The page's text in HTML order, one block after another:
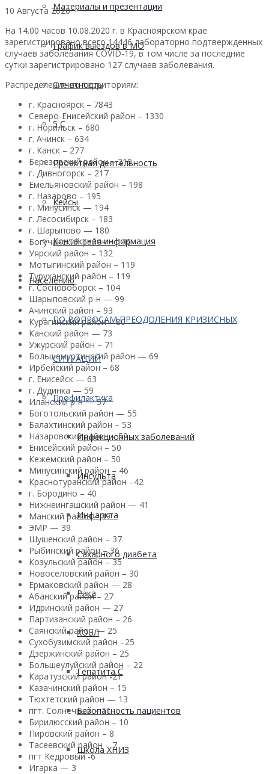
Материалы и презентации
График выездов в МО
Отчетность
5 С
Проектная деятельность
Кейсы
Контактная информация
Населению
ПО ВОПРОСАМ ПРЕОДОЛЕНИЯ КРИЗИСНЫХ
СИТУАЦИЙ
Профилактика
Инфекционных заболеваний
Инсульта
Инфаркта
Сахарного диабета
Рака
ХОБЛ
Гепатита С
Безопасность пациентов
Школа ХНИЗ
10 Августа 2020
На 14.00 часов 10.08.2020 г. в Красноярском крае
зарегистрировано всего 14446 лабораторно подтвержденных
случаев заболевания COVID-19, в том числе за последние
сутки зарегистрировано 127 случаев заболевания.
Распределение по территориям:
г. Красноярск – 7843
Северо-Енисейский район – 1330
г. Норильск – 680
г. Ачинск – 634
г. Канск – 277
Березовский район – 219
г. Дивногорск – 217
Емельяновский район – 198
г. Назарово – 195
г. Минусинск — 194
г. Лесосибирск – 183
г. Шарыпово — 180
Богучанский район – 146
Уярский район – 132
Мотыгинский район – 119
Туруханский район – 119
г. Сосновоборск – 104
Шарыповский р-н — 99
Ачинский район – 93
Курагинский район – 80
Канский район — 73
Ужурский район – 71
Большемуртинский район — 69
Ирбейский район – 68
г. Енисейск — 63
г. Дудинка — 59
Иланский р-н — 57
Боготольский район — 55
Балахтинский район – 53
Назаровский район – 52
Енисейский район – 50
Кежемский район – 50
Минусинский район – 46
Краснотуранский район –42
г. Бородино – 40
Нижнеингашский район — 41
Манский район – 39
ЭМР — 39
Шушенский район – 37
Рыбинский район – 36
Козульский район – 35
Новоселовский район – 30
Ермаковский район — 28
Абанский район – 27
Идринский район — 27
Партизанский район – 26
Саянский район — 25
Сухобузимский район –25
Дзержинский район – 25
Большеулуйский район – 22
Каратузский район -21
Казачинский район – 15
Тюхтетский район — 13
пгт. Солнечный – 11
Бирилюсский район – 10
Пировский район – 8
Тасеевский район – 7
пгт Кедровый -6
Игарка — 3